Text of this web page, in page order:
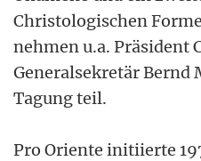
Christologischen
nehmen u.a. Präsident
Generalsekretär Bernd
Tagung teil.
Pro Oriente initiierte